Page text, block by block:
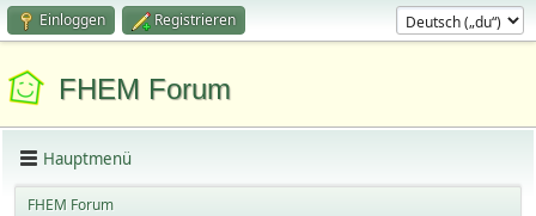
Einloggen Registrieren
FHEM Forum
Hauptmenü
FHEM Forum